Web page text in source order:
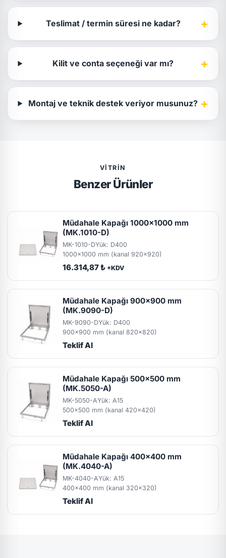
Teslimat / termin süresi ne kadar? +
Kilit ve conta seçeneği var mı? +
Montaj ve teknik destek veriyor musunuz? +
VITRIN
Benzer Ürünler
Müdahale Kapağı 1000x1000 mm
(MK.1010-D)
MK-1010-DYük: D400
1000x1000 mm (kanal 920x920)
16.314,87 ₺ +KDV
Müdahale Kapağı 900x900 mm
(MK.9090-D)
MK-9090-DYük: D400
900x900 mm (kanal 820x820)
Teklif Al
Müdahale Kapağı 500x500 mm
(MK.5050-A)
MK-5050-AYük: A15
500x500 mm (kanal 420x420)
Teklif Al
Müdahale Kapağı 400x400 mm
(MK.4040-A)
MK-4040-AYük: A15
400x400 mm (kanal 320x320)
Teklif Al